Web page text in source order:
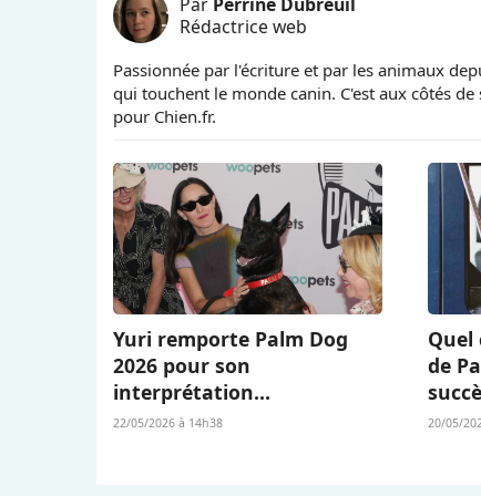
Par Perrine Dubreuil
Rédactrice web
Passionnée par l'écriture et par les animaux
qui touchent le monde canin. C'est aux côtés
pour Chien.fr.
Yuri remporte Palm Dog
2026 pour son
interprétation
bouleversante dans « La
22/05/2026 à 14h38
Quel
de
20/05/